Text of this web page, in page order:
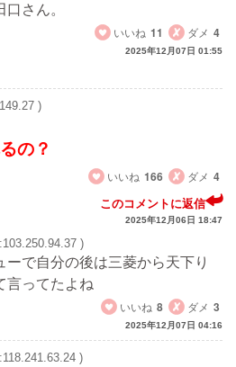
さん。
いいね 11 ダメ 4
2025年12月07日 01:55
)
の？
いいね 166 ダメ 4
このコメントに返信
2025年12月06日 18:47
)
ーで自分の後は三菱から天下り
言ってたよね
いいね 8 ダメ 3
2025年12月07日 04:16
)